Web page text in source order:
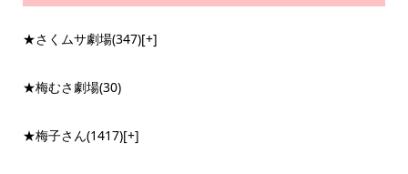
★さくムサ劇場(347)[+]
★梅むさ劇場(30)
★梅子さん(1417)[+]